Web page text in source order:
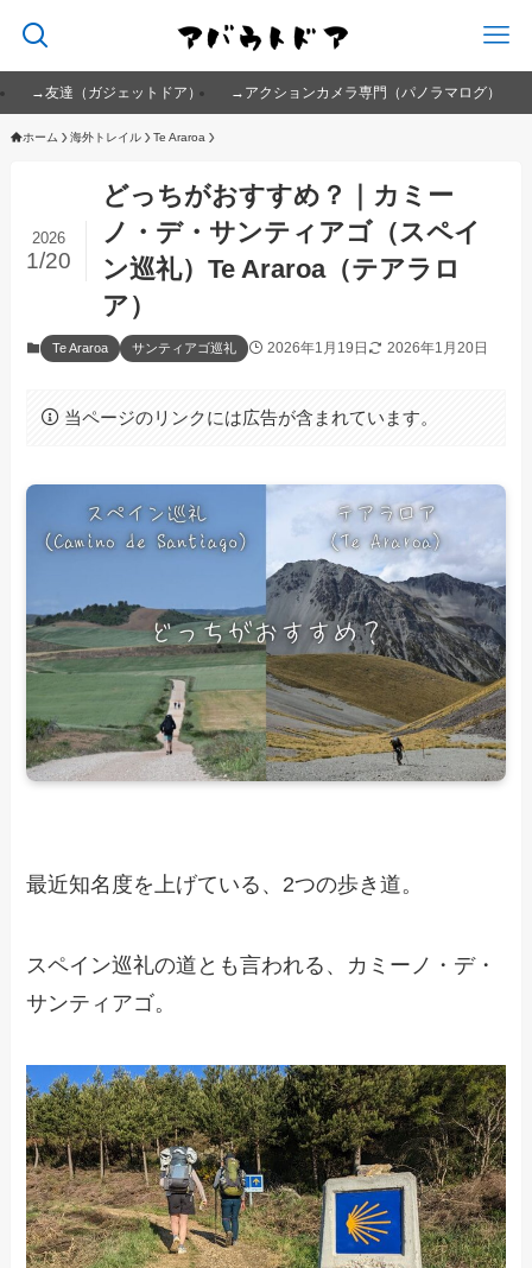
→友達（ガジェットドア） →アクションカメラ専門（パノラマログ）
ホーム 海外トレイル Te Araroa
どっちがおすすめ？｜カミー
ノ・デ・サンティアゴ（スペイ
ン巡礼）Te Araroa（テアラロ
ア）
2026
1/20
Te Araroa サンティアゴ巡礼 2026年1月19日 2026年1月20日
当ページのリンクには広告が含まれています。
最近知名度を上げている、2つの歩き道。
スペイン巡礼の道とも言われる、カミーノ・デ・
サンティアゴ。